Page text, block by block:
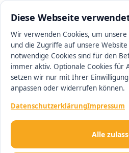
Diese Webseite
Wir verwenden Cookies, um
und die Zugriffe auf unsere Website
notwendige Cookies sind für den
immer aktiv. Optionale Cookies für
setzen wir nur mit Ihrer
anpassen oder widerrufen können.
DatenschutzerklärungImpressum
Alle